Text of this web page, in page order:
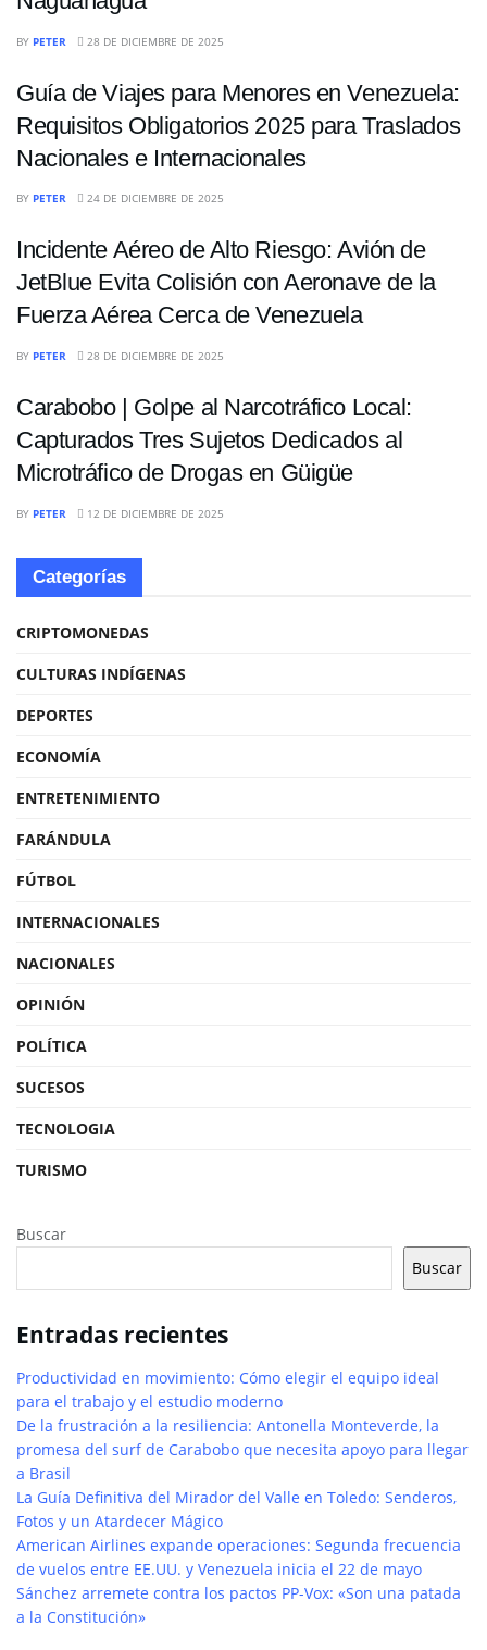
BY PETER 28 DE DICIEMBRE DE 2025
Guía de Viajes para Menores en Venezuela:
Requisitos Obligatorios 2025 para Traslados
Nacionales e Internacionales
BY PETER 24 DE DICIEMBRE DE 2025
Incidente Aéreo de Alto Riesgo: Avión de
JetBlue Evita Colisión con Aeronave de la
Fuerza Aérea Cerca de Venezuela
BY PETER 28 DE DICIEMBRE DE 2025
Carabobo | Golpe al Narcotráfico Local:
Capturados Tres Sujetos Dedicados al
Microtráfico de Drogas en Güigüe
BY PETER 12 DE DICIEMBRE DE 2025
Categorías
CRIPTOMONEDAS
CULTURAS INDÍGENAS
DEPORTES
ECONOMÍA
ENTRETENIMIENTO
FARÁNDULA
FÚTBOL
INTERNACIONALES
NACIONALES
OPINIÓN
POLÍTICA
SUCESOS
TECNOLOGIA
TURISMO
Buscar
Buscar
Entradas recientes
Productividad en movimiento: Cómo elegir el equipo ideal
para el trabajo y el estudio moderno
De la frustración a la resiliencia: Antonella Monteverde, la
promesa del surf de Carabobo que necesita apoyo para llegar
a Brasil
La Guía Definitiva del Mirador del Valle en Toledo: Senderos,
Fotos y un Atardecer Mágico
American Airlines expande operaciones: Segunda frecuencia
de vuelos entre EE.UU. y Venezuela inicia el 22 de mayo
Sánchez arremete contra los pactos PP-Vox: «Son una patada
a la Constitución»